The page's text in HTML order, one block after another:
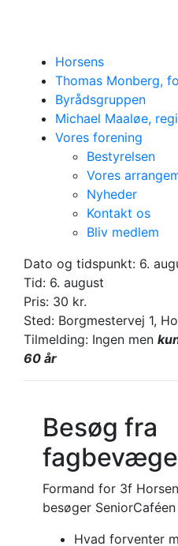
Horsens
Thomas Monberg,
Byrådsgruppen
Michael Maaløe,
Vores forening
Bestyrelsen
Vores
Nyheder
Kontakt os
Bliv medlem
6. august 2025
For medlemmer
Dato og tidspunkt: 6.
Tid: 6. august
Pris: 30 kr.
Sted: Borgmestervej 1,
Tilmelding: Ingen men
60 år
Besøg fra
Formand for 3f
besøger
Hvad forventer